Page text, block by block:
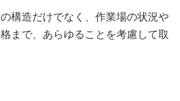
構造だけでなく、作業場の状況や
まで、あらゆることを考慮して取